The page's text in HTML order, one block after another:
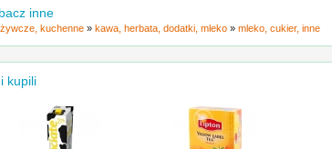
inne
kuchenne » kawa, herbata, dodatki, mleko » mleko, cukier, inne
kupili